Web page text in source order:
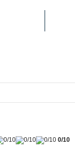
0/10